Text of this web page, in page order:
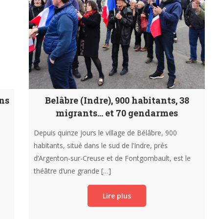
Belâbre (Indre), 900 habitants, 38
migrants… et 70 gendarmes
Depuis quinze jours le village de Bélâbre, 900
habitants, situé dans le sud de l’Indre, prés
d’Argenton-sur-Creuse et de Fontgombault, est le
théâtre d’une grande […]
Lire plus